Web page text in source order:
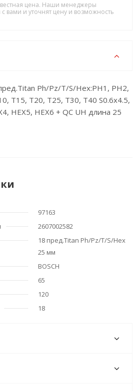
цена. Наши менеджеры
с вами и уточнят цену и возможность
Ph/Pz/T/S/Hex:PH1, PH2,
T15, T20, T25, T30, T40 S0.6x4.5,
HEX5, HEX6 + QC UH длина 25
97163
2607002582
18 пред.Titan Ph/Pz/T/S/Hex
25 мм
BOSCH
65
120
18